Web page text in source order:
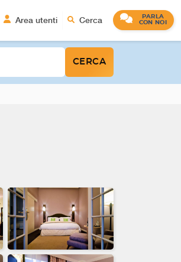
Area utenti Cerca
PARLA
CON NOI
CERCA